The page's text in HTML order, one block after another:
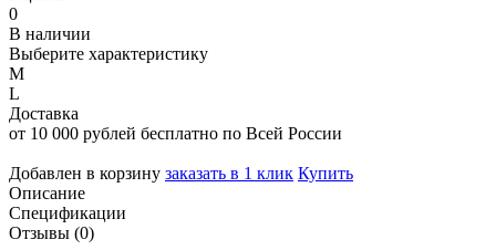
0
В наличии
Выберите характеристику
M
L
Доставка
от 10 000 рублей бесплатно по Всей России
Добавлен в корзину заказать в 1 клик Купить
Описание
Спецификации
Отзывы (0)